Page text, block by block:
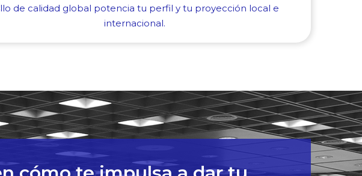
de calidad global potencia tu perfil y tu proyección local e
internacional.